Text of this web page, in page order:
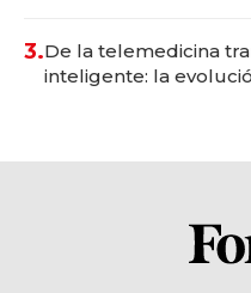
3.De la telemedicina
inteligente: la